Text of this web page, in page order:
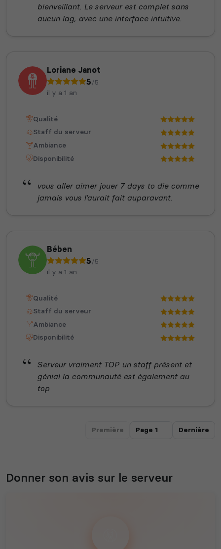
bienveillant. Le serveur est complet sans
aucun lag, avec une interface intuitive.
Loriane Janot
5/5
il y a 1 an
Qualité
Staff du serveur
Ambiance
Disponibilité
vous aller aimer jouer 7 days to die comme
jamais vous l’aurait fait auparavant.
Bében
5/5
il y a 1 an
Qualité
Staff du serveur
Ambiance
Disponibilité
Serveur vraiment TOP un staff présent et
génial la communauté est également au
top
Première Dernière
Donner son avis sur le serveur